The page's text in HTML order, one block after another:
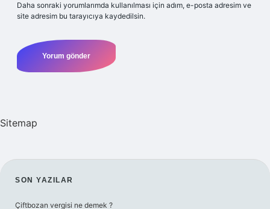
Daha sonraki yorumlarımda kullanılması için adım, e-posta adresim ve
site adresim bu tarayıcıya kaydedilsin.
Sitemap
SIDEBAR
SON YAZILAR
Çiftbozan vergisi ne demek ?